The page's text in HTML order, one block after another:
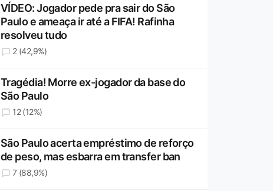
VÍDEO: Jogador pede pra sair do São
Paulo e ameaça ir até a FIFA! Rafinha
resolveu tudo
2 (42,9%)
Tragédia! Morre ex-jogador da base do
São Paulo
12 (12%)
São Paulo acerta empréstimo de reforço
de peso, mas esbarra em transfer ban
7 (88,9%)